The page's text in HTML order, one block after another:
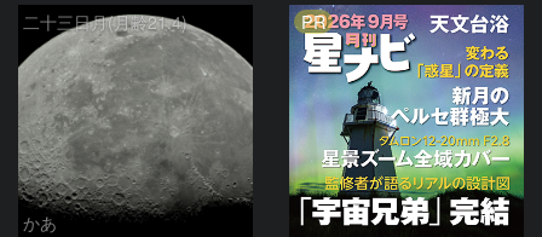
二十三日月(月齢21.4)
かあ
PR